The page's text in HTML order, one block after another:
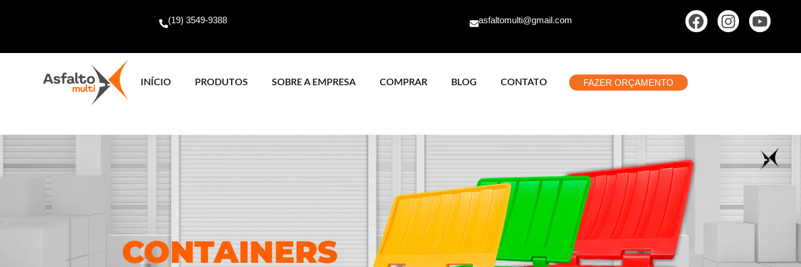
(19) 3549-9388 asfaltomulti@gmail.com
INÍCIO PRODUTOS SOBRE A EMPRESA COMPRAR BLOG CONTATO FAZER ORÇAMENTO